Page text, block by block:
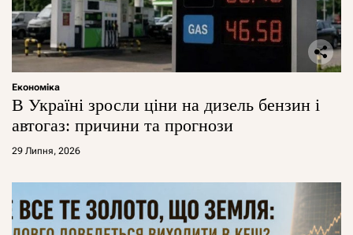
Економіка
В Україні зросли ціни на дизель бензин і
автогаз: причини та прогнози
29 Липня, 2026